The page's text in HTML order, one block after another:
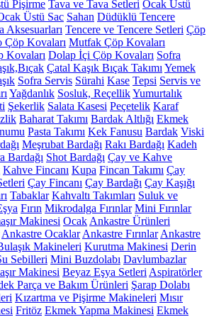
Pişirme Tava ve Tava Setleri Ocak Üstü
Üstü Sac Sahan Düdüklü Tencere
Aksesuarları Tencere ve Tencere Setleri Çöp
Çöp Kovaları Mutfak Çöp Kovaları
Kovaları Dolap İçi Çöp Kovaları Sofra
Çatal Kaşık Bıçak Takımı Yemek
Sofra Servis Sürahi Kase Tepsi Servis ve
Yağdanlık Sosluk, ReçellikYumurtalık
Şekerlik Salata Kasesi Peçetelik Karaf
Baharat Takımı Bardak Altlığı Ekmek
Pasta Takımı Kek Fanusu Bardak Viski
Meşrubat Bardağı Rakı Bardağı Kadeh
Bardağı Shot Bardağı Çay ve Kahve
Kahve Fincanı Kupa Fincan Takımı Çay
Çay Fincanı Çay Bardağı Çay Kaşığı
Tabaklar Kahvaltı Takımları Suluk ve
Fırın Mikrodalga Fırınlar Mini Fırınlar
Makinesi Ocak Ankastre Ürünleri
Ankastre Ocaklar Ankastre Fırınlar Ankastre
Makineleri Kurutma Makinesi Derin
Sebilleri Mini Buzdolabı Davlumbazlar
Makinesi Beyaz Eşya Setleri Aspiratörler
Parça ve Bakım Ürünleri Şarap Dolabı
Kızartma ve Pişirme Makineleri Mısır
Fritöz Ekmek Yapma Makinesi Ekmek